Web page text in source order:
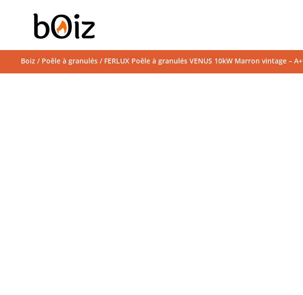
Boiz / Poêle à granulés / FERLUX Poêle à granulés VENUS 10kW Marron vintage – A+